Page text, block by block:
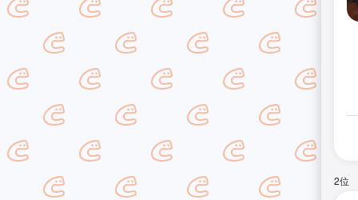
2位